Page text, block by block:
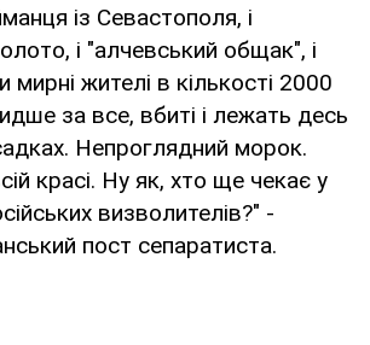
із Севастополя, і
і "алчевський общак", і
мирні жителі в кількості 2000
за все, вбиті і лежать десь
Непроглядний морок.
красі. Ну як, хто ще чекає у
визволителів?" -
пост сепаратиста.